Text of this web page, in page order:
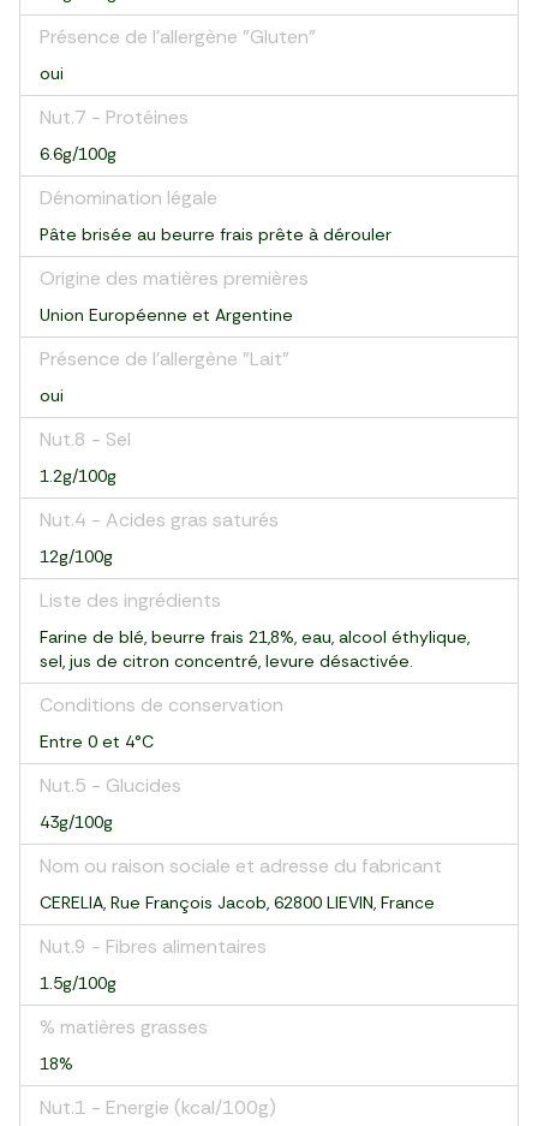
Présence de l'allergène "Gluten"
oui
Nut.7 - Protéines
6.6g/100g
Dénomination légale
Pâte brisée au beurre frais prête à dérouler
Origine des matières premières
Union Européenne et Argentine
Présence de l'allergène "Lait"
oui
Nut.8 - Sel
1.2g/100g
Nut.4 - Acides gras saturés
12g/100g
Liste des ingrédients
Farine de blé, beurre frais 21,8%, eau, alcool éthylique,
sel, jus de citron concentré, levure désactivée.
Conditions de conservation
Entre 0 et 4°C
Nut.5 - Glucides
43g/100g
Nom ou raison sociale et adresse du fabricant
CERELIA, Rue François Jacob, 62800 LIEVIN, France
Nut.9 - Fibres alimentaires
1.5g/100g
% matières grasses
18%
Nut.1 - Energie (kcal/100g)